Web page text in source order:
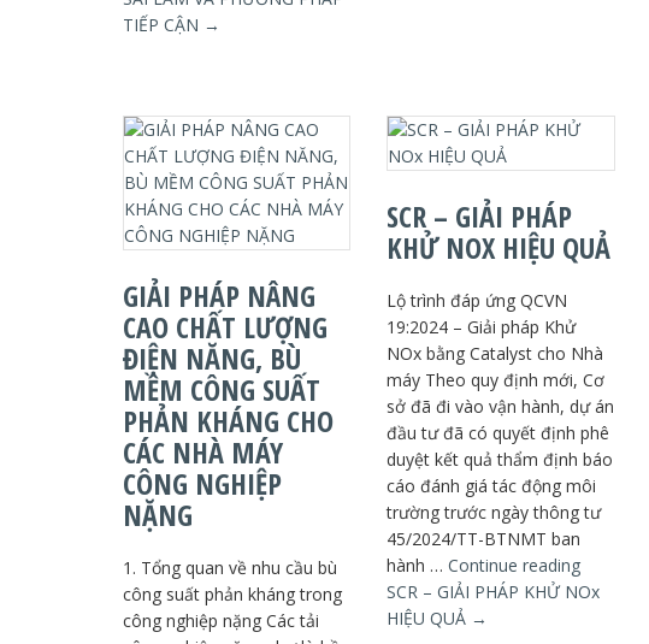
TIẾP CẬN →
GIẢI PHÁP NÂNG
CAO CHẤT LƯỢNG
ĐIỆN NĂNG, BÙ
MỀM CÔNG SUẤT
PHẢN KHÁNG CHO
CÁC NHÀ MÁY
CÔNG NGHIỆP
NẶNG
1. Tổng quan về nhu cầu bù
công suất phản kháng trong
công nghiệp nặng Các tải
SCR – GIẢI PHÁP
KHỬ NOX HIỆU QUẢ
Lộ trình đáp ứng QCVN
19:2024 – Giải pháp Khử
NOx bằng Catalyst cho Nhà
máy Theo quy định mới, Cơ
sở đã đi vào vận hành, dự án
đầu tư đã có quyết định phê
duyệt kết quả thẩm định báo
cáo đánh giá tác động môi
trường trước ngày thông tư
45/2024/TT-BTNMT ban
hành …Continue reading
SCR – GIẢI PHÁP KHỬ NOx
HIỆU QUẢ →